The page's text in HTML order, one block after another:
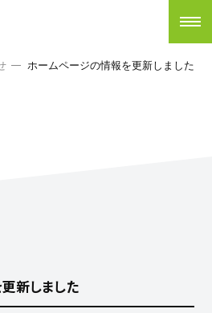
ホームページの情報を更新しました
新しました